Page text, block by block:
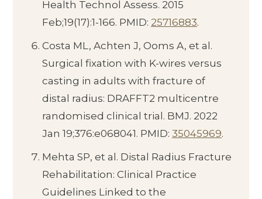
Health Technol Assess. 2015
Feb;19(17):1-166. PMID: 25716883.
Costa ML, Achten J, Ooms A, et al.
Surgical fixation with K-wires versus
casting in adults with fracture of
distal radius: DRAFFT2 multicentre
randomised clinical trial. BMJ. 2022
Jan 19;376:e068041. PMID: 35045969.
Mehta SP, et al. Distal Radius Fracture
Rehabilitation: Clinical Practice
Guidelines Linked to the